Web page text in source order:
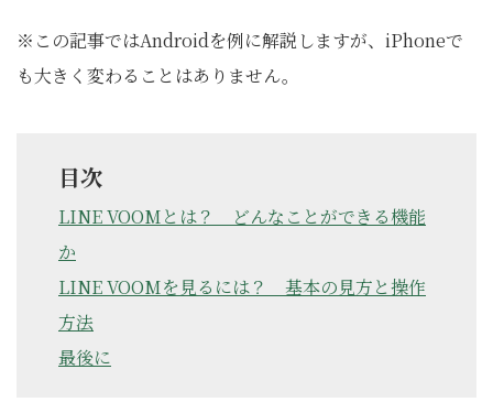
※この記事ではAndroidを例に解説しますが、iPhoneで
も大きく変わることはありません。
目次
LINE VOOMとは？ どんなことができる機能
か
LINE VOOMを見るには？ 基本の見方と操作
方法
最後に